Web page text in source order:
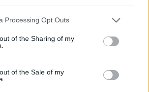
website/app uses one or more Google
or usage behaviour. You may click to
to Google and its third-party tags to
specified purposes in below Google
Processing Opt Outs
of the Sharing of my
of the Sale of my
2026